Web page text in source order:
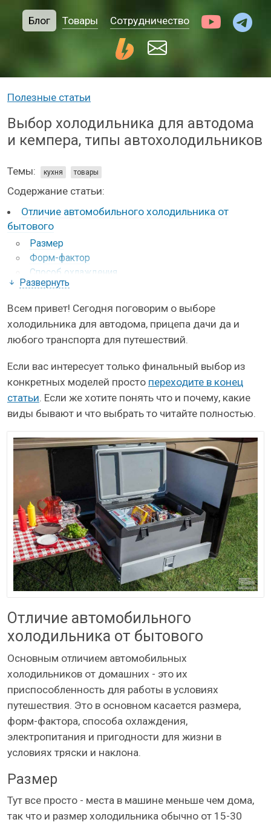
Блог Товары Сотрудничество
Полезные статьи
Выбор холодильника для автодома
и кемпера, типы автохолодильников
Темы: кухня товары
Содержание статьи:
Отличие автомобильного холодильника от
бытового
Размер
Форм-фактор
Способ охлаждения
Абсорбсционные (на газу)
Компрессорные холодильники
Пригодность для работы в дороге
Выбор модели
Советы по установке и использованию
автохолодильников
Установка
Вентиляция
Советы по использованию
Развернуть
Всем привет! Сегодня поговорим о выборе
холодильника для автодома, прицепа дачи да и
любого транспорта для путешествий.
Если вас интересует только финальный выбор из
конкретных моделей просто переходите в конец
статьи . Если же хотите понять что и почему, какие
виды бывают и что выбрать то читайте полностью.
Отличие автомобильного
холодильника от бытового
Основным отличием автомобильных
холодильников от домашних - это их
приспособленность для работы в условиях
путешествия. Это в основном касается размера,
форм-фактора, способа охлаждения,
электропитания и пригодности для жизни в
условиях тряски и наклона.
Размер
Тут все просто - места в машине меньше чем дома,
так что и размер холодильника обычно от 15-30